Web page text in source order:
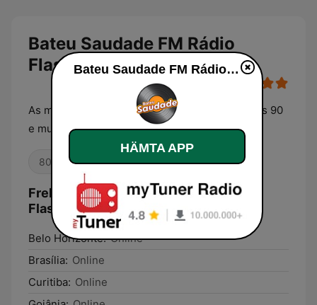
Bateu Saudade FM Rádio
Flashback
As melhores músicas antigas dos anos 80, anos 90
e muito mais para os melhores ouvintes
80-tal 90-tal Romantik
Frekvenser Bateu Saudade FM Rádio
Flashback:
Belo Horizonte: Online
Brasília: Online
Curitiba: Online
Bateu Saudade FM Rádio Flashback
HÄMTA APP